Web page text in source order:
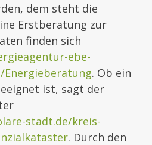
dem steht die
Erstberatung zur
finden sich
ebe-
Energieberatung. Ob ein
ist, sagt der
stadt.de/kreis-
. Durch den